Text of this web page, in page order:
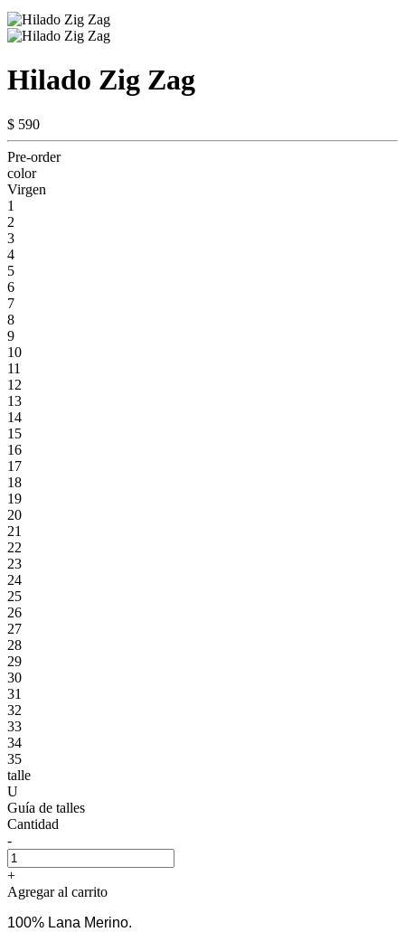
Hilado Zig Zag
$ 590
Pre-order
color
Virgen
1
2
3
4
5
6
7
8
9
10
11
12
13
14
15
16
17
18
19
20
21
22
23
24
25
26
27
28
29
30
31
32
33
34
35
talle
U
Guía de talles
Cantidad
-
+
Agregar al carrito
100% Lana Merino.